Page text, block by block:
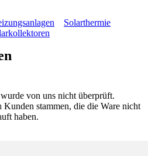
Solarthermie
von uns nicht überprüft.
stammen, die die Ware nicht
haben.